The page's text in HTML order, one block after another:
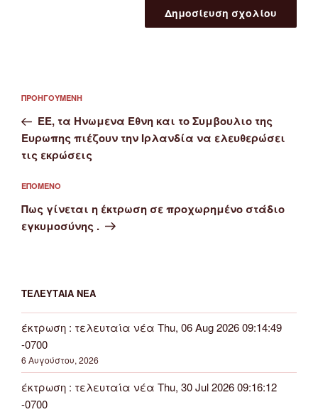
άρθρων
Προηγούμενο
άρθρο
ΠΡΟΗΓΟΎΜΕΝΗ
ΕΕ, τα Ηνωμενα Εθνη και το Συμβουλιο της
Ευρωπης πιέζουν την Ιρλανδία να ελευθερώσει
τις εκρώσεις
Επόμενο
άρθρο
ΕΠΌΜΕΝΟ
Πως γίνεται η έκτρωση σε προχωρημένο στάδιο
εγκυμοσύνης .
ΤΕΛΕΥΤΑΊΑ ΝΈΑ
έκτρωση : τελευταία νέα Thu, 06 Aug 2026 09:14:49
-0700
6 Αυγούστου, 2026
έκτρωση : τελευταία νέα Thu, 30 Jul 2026 09:16:12
-0700